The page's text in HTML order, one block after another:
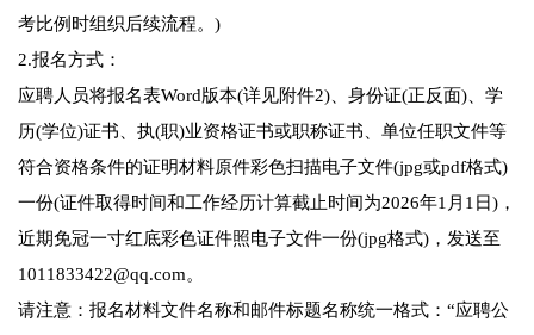
考比例时组织后续流程。)
2.报名方式：
应聘人员将报名表Word版本(详见附件2)、身份证(正反面)、学
历(学位)证书、执(职)业资格证书或职称证书、单位任职文件等
符合资格条件的证明材料原件彩色扫描电子文件(jpg或pdf格式)
一份(证件取得时间和工作经历计算截止时间为2026年1月1日)，
近期免冠一寸红底彩色证件照电子文件一份(jpg格式)，发送至
1011833422@qq.com。
请注意：报名材料文件名称和邮件标题名称统一格式：“应聘公